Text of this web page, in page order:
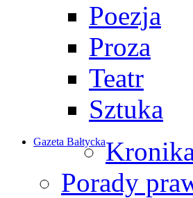
Poezja
Proza
Teatr
Sztuka
Gazeta Bałtycka
Porady